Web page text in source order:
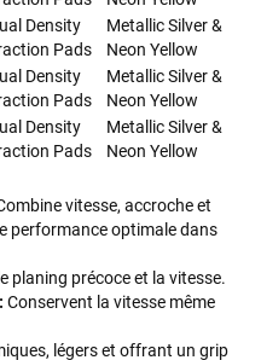
Density
Pads
Metallic Silver &
Neon Yellow
Density
Pads
Metallic Silver &
Neon Yellow
Density
Pads
Metallic Silver &
Neon Yellow
vitesse, accroche et
performance optimale dans
planing précoce et la vitesse.
Conservent la vitesse même
légers et offrant un grip